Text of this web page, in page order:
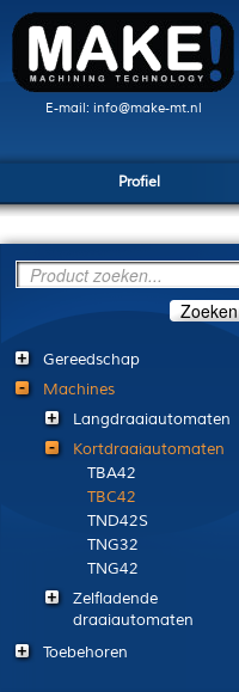
E-mail: info@make-mt.nl
Profiel
Zoeken
Gereedschap
Machines
Langdraaiautomaten
Kortdraaiautomaten
TBA42
TBC42
TND42S
TNG32
TNG42
Zelfladende
draaiautomaten
Toebehoren